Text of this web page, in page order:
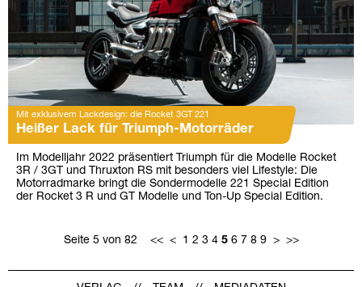
Mit exklusivem Lackdesign: die Rocket 3GT 221
Heißer Lack für Triumph-Motorräder
Im Modelljahr 2022 präsentiert Triumph für die Modelle Rocket
3R / 3GT und Thruxton RS mit besonders viel Lifestyle: Die
Motorradmarke bringt die Sondermodelle 221 Special Edition
der Rocket 3 R und GT Modelle und Ton-Up Special Edition.
Seite 5 von 82 << < 1 2 3 4 5 6 7 8 9 > >>